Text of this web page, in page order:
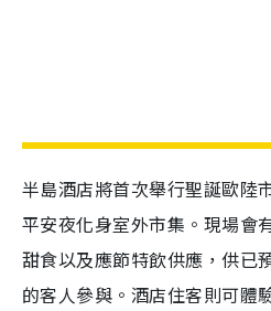
半島酒店將首次舉行聖誕歐陸
平安夜化身室外市集。現場會
甜食以及應節特飲供應，供已
的客人參與。酒店住客則可體